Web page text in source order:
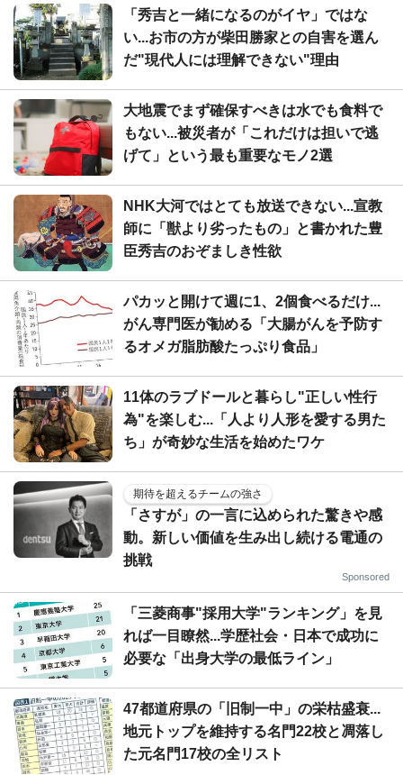
「秀吉と一緒になるのがイヤ」ではな
い...お市の方が柴田勝家との自害を選ん
だ"現代人には理解できない"理由
大地震でまず確保すべきは水でも食料で
もない...被災者が「これだけは担いで逃
げて」という最も重要なモノ2選
NHK大河ではとても放送できない...宣教
師に「獣より劣ったもの」と書かれた豊
臣秀吉のおぞましき性欲
パカッと開けて週に1、2個食べるだけ...
がん専門医が勧める「大腸がんを予防す
るオメガ脂肪酸たっぷり食品」
11体のラブドールと暮らし"正しい性行
為"を楽しむ...「人より人形を愛する男た
ち」が奇妙な生活を始めたワケ
期待を超えるチームの強さ
「さすが」の一言に込められた驚きや感
動。新しい価値を生み出し続ける電通の
挑戦
Sponsored
「三菱商事"採用大学"ランキング」を見
れば一目瞭然...学歴社会・日本で成功に
必要な「出身大学の最低ライン」
47都道府県の「旧制一中」の栄枯盛衰...
地元トップを維持する名門22校と凋落し
た元名門17校の全リスト